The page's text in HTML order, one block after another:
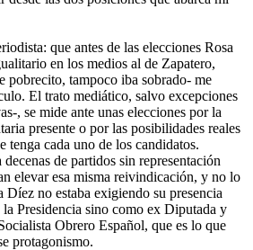
que antes de las elecciones Rosa
en los medios al de Zapatero,
pobrecito, tampoco iba sobrado- me
El trato mediático, salvo excepciones
, se mide ante unas elecciones por la
presente o por las posibilidades reales
tenga cada uno de los candidatos.
de partidos sin representación
elevar esa misma reivindicación, y no lo
no estaba exigiendo su presencia
Presidencia sino como ex Diputada y
Obrero Español, que es lo que
protagonismo.